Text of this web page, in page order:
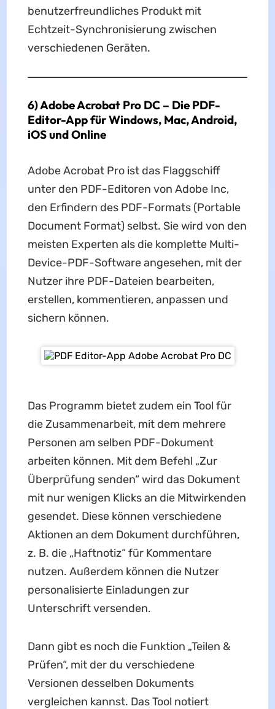
benutzerfreundliches Produkt mit
Echtzeit-Synchronisierung zwischen
verschiedenen Geräten.
6) Adobe Acrobat Pro DC – Die PDF-
Editor-App für Windows, Mac, Android,
iOS und Online
Adobe Acrobat Pro ist das Flaggschiff
unter den PDF-Editoren von Adobe Inc,
den Erfindern des PDF-Formats (Portable
Document Format) selbst. Sie wird von den
meisten Experten als die komplette Multi-
Device-PDF-Software angesehen, mit der
Nutzer ihre PDF-Dateien bearbeiten,
erstellen, kommentieren, anpassen und
sichern können.
Das Programm bietet zudem ein Tool für
die Zusammenarbeit, mit dem mehrere
Personen am selben PDF-Dokument
arbeiten können. Mit dem Befehl „Zur
Überprüfung senden“ wird das Dokument
mit nur wenigen Klicks an die Mitwirkenden
gesendet. Diese können verschiedene
Aktionen an dem Dokument durchführen,
z. B. die „Haftnotiz“ für Kommentare
nutzen. Außerdem können die Nutzer
personalisierte Einladungen zur
Unterschrift versenden.
Dann gibt es noch die Funktion „Teilen &
Prüfen“, mit der du verschiedene
Versionen desselben Dokuments
vergleichen kannst. Das Tool notiert